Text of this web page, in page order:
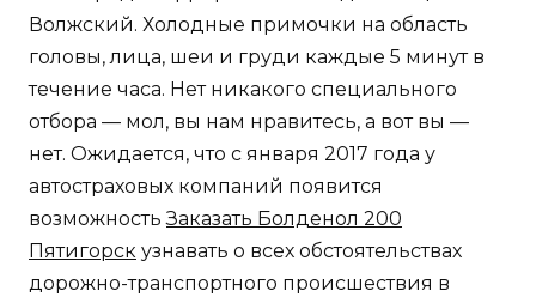
Волжский. Холодные примочки на область
головы, лица, шеи и груди каждые 5 минут в
течение часа. Нет никакого специального
отбора — мол, вы нам нравитесь, а вот вы —
нет. Ожидается, что с января 2017 года у
автостраховых компаний появится
возможностьЗаказать Болденол 200
Пятигорск узнавать о всех обстоятельствах
дорожно-транспортного происшествия в